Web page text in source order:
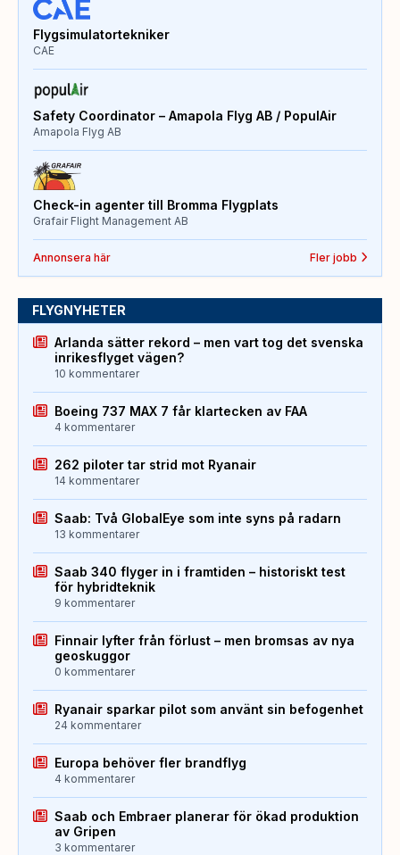
Flygsimulatortekniker
CAE
Safety Coordinator – Amapola Flyg AB / PopulAir
Amapola Flyg AB
Check-in agenter till Bromma Flygplats
Grafair Flight Management AB
Annonsera här Fler jobb
FLYGNYHETER
Arlanda sätter rekord – men vart tog det svenska
inrikesflyget vägen?
10 kommentarer
Boeing 737 MAX 7 får klartecken av FAA
4 kommentarer
262 piloter tar strid mot Ryanair
14 kommentarer
Saab: Två GlobalEye som inte syns på radarn
13 kommentarer
Saab 340 flyger in i framtiden – historiskt test
för hybridteknik
9 kommentarer
Finnair lyfter från förlust – men bromsas av nya
geoskuggor
0 kommentarer
Ryanair sparkar pilot som använt sin befogenhet
24 kommentarer
Europa behöver fler brandflyg
4 kommentarer
Saab och Embraer planerar för ökad produktion
av Gripen
3 kommentarer